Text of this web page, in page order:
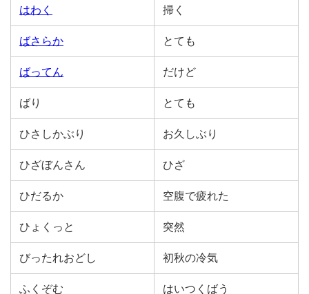
はわく 掃く
ばさらか とても
ばってん だけど
ばり とても
ひさしかぶり お久しぶり
ひざぼんさん ひざ
ひだるか 空腹で疲れた
ひょくっと 突然
びったれおどし 初秋の冷気
ふくぞむ はいつくばう